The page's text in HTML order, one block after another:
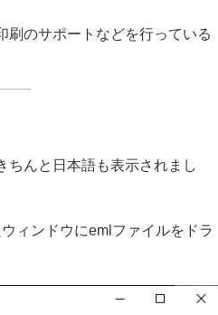
刷のサポートなどを行っている
ちんと日本語も表示されまし
ィンドウにemlファイルをドラ